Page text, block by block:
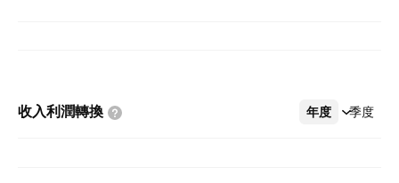
收入利潤轉換 年度 季度
更多